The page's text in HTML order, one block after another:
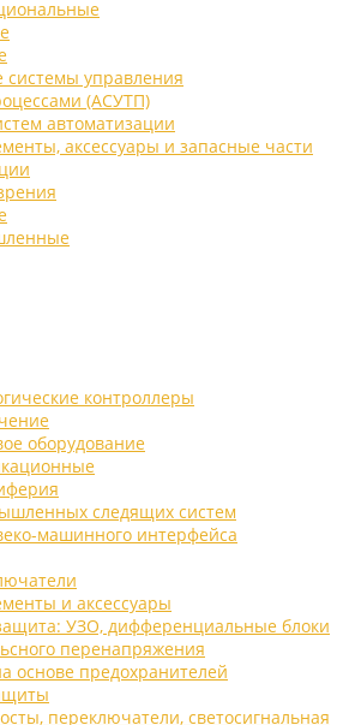
управления
(АСУТП)
автоматизации
аксессуары и запасные части
контроллеры
оборудование
следящих систем
машинного интерфейса
и аксессуары
УЗО, дифференциальные блоки
перенапряжения
основе предохранителей
переключатели, светосигнальная